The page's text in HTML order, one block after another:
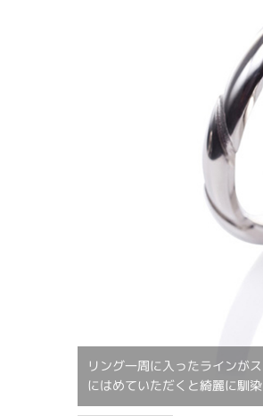
リング一周に入ったラインが
にはめていただくと綺麗に馴染